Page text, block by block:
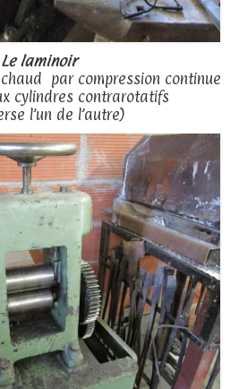
Le laminoir
par compression continue
cylindres contrarotatifs
l’un de l’autre)